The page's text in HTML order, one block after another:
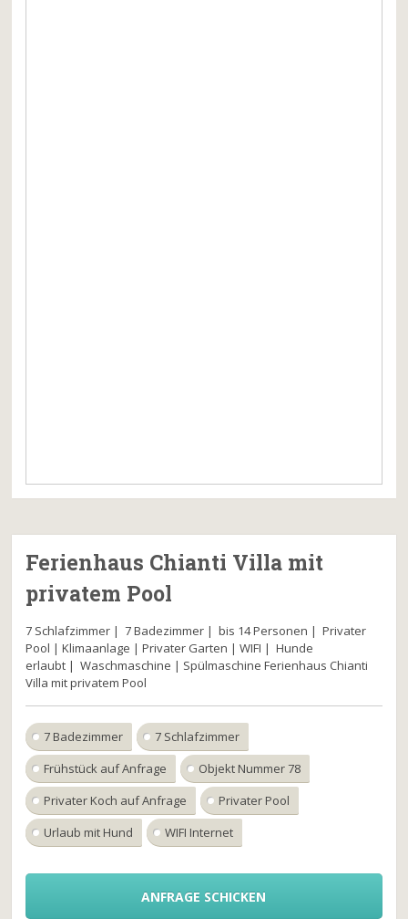
Ferienhaus Chianti Villa mit
privatem Pool
7 Schlafzimmer | 7 Badezimmer | bis 14 Personen | Privater
Pool | Klimaanlage | Privater Garten | WIFI | Hunde
erlaubt | Waschmaschine | Spülmaschine Ferienhaus Chianti
Villa mit privatem Pool
7 Badezimmer
7 Schlafzimmer
Frühstück auf Anfrage
Objekt Nummer 78
Privater Koch auf Anfrage
Privater Pool
Urlaub mit Hund
WIFI Internet
ANFRAGE SCHICKEN